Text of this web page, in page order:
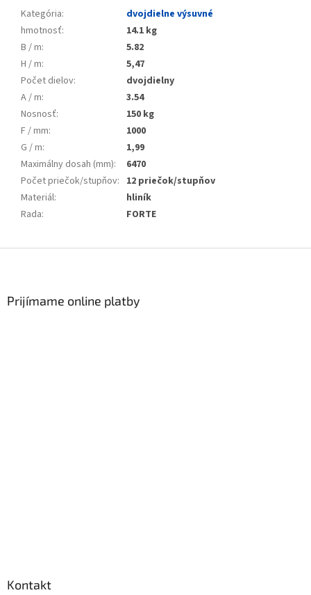
Kategória:
dvojdielne výsuvné
hmotnosť:
14.1 kg
B / m:
5.82
H / m:
5,47
Počet dielov:
dvojdielny
A / m:
3.54
Nosnosť:
150 kg
F / mm:
1000
G / m:
1,99
Maximálny dosah (mm):
6470
Počet priečok/stupňov: 12 priečok/stupňov
Materiál:
hliník
Rada: FORTE
Prijímame online platby
Kontakt